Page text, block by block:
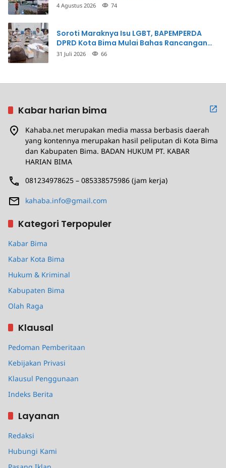
4 Agustus 2026 74
Soroti Maraknya Isu LGBT, BAPEMPERDA
DPRD Kota Bima Mulai Bahas Rancangan
Perda Pencegahan
31 Juli 2026 66
Kabar harian bima
Kahaba.net merupakan media massa berbasis daerah
yang kontennya merupakan hasil peliputan di Kota Bima
dan Kabupaten Bima. BADAN HUKUM PT. KABAR
HARIAN BIMA
081234978625 – 085338575986 (jam kerja)
kahaba.info@gmail.com
Kategori Terpopuler
Kabar Bima
Kabar Kota Bima
Hukum & Kriminal
Kabupaten Bima
Olah Raga
Klausal
Pedoman Pemberitaan
Kebijakan Privasi
Klausul Penggunaan
Indeks Berita
Layanan
Redaksi
Hubungi Kami